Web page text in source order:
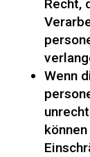
Recht,
Wenn